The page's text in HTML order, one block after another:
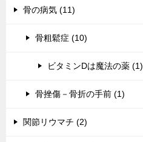
骨の病気 (11)
骨粗鬆症 (10)
ビタミンDは魔法の薬 (1)
骨挫傷－骨折の手前 (1)
関節リウマチ (2)